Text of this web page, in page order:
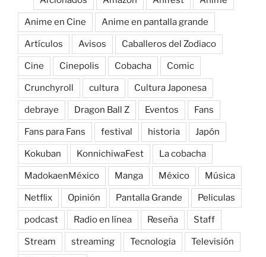
Anime en Cine Anime en pantalla grande
Artículos Avisos Caballeros del Zodiaco
Cine Cinepolis Cobacha Comic
Crunchyroll cultura Cultura Japonesa
debraye Dragon Ball Z Eventos Fans
Fans para Fans festival historia Japón
Kokuban KonnichiwaFest La cobacha
MadokaenMéxico Manga México Música
Netflix Opinión Pantalla Grande Peliculas
podcast Radio en línea Reseña Staff
Stream streaming Tecnologia Televisión